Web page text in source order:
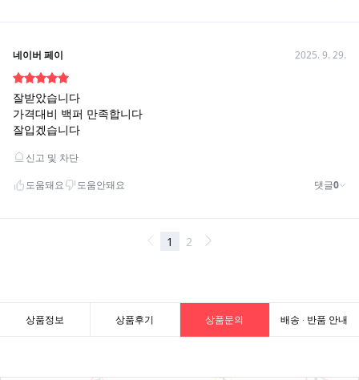
상품정보 상품후기 상품문의 배송 · 반품 안내